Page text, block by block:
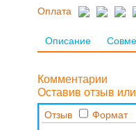
Оплата
Описание
Комментарии
Оставив отзыв
Отзыв Формат